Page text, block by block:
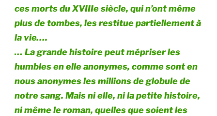
ces morts du XVIIIe siècle, qui n’ont même
plus de tombes, les restitue partiellement à
la vie….
… La grande histoire peut mépriser les
humbles en elle anonymes, comme sont en
nous anonymes les millions de globule de
notre sang. Mais ni elle, ni la petite histoire,
ni même le roman, quelles que soient les